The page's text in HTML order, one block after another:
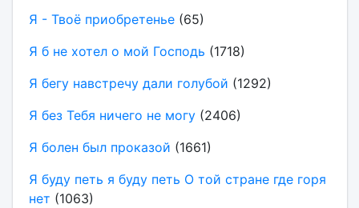
Я - Твоё приобретенье(65)
Я б не хотел о мой Господь (1718)
Я бегу навстречу дали голубой (1292)
Я без Тебя ничего не могу(2406)
Я болен был проказой (1661)
Я буду петь я буду петь О той стране где горя
нет (1063)